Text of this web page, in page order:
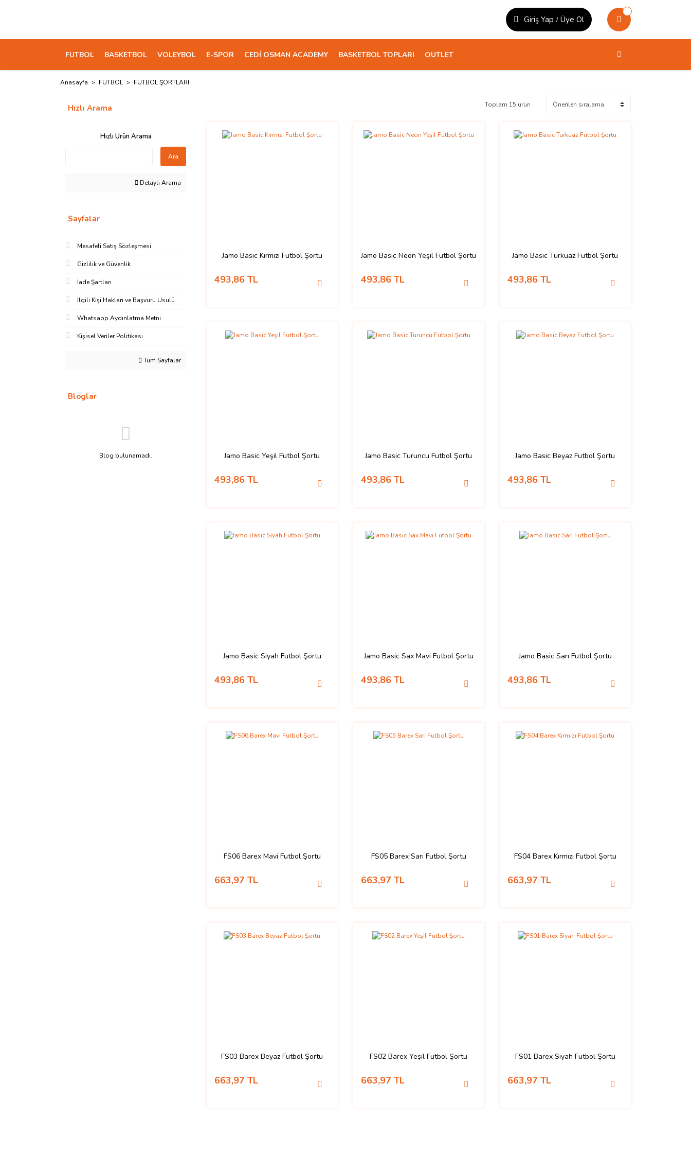
Giriş Yap / Üye Ol
FUTBOL BASKETBOL VOLEYBOL E-SPOR CEDİ OSMAN ACADEMY BASKETBOL TOPLARI OUTLET
Anasayfa FUTBOL FUTBOL ŞORTLARI
Hızlı Arama
Hızlı Ürün Arama
Ara
Detaylı Arama
Sayfalar
Mesafeli Satış Sözleşmesi
Gizlilik ve Güvenlik
İade Şartları
İlgili Kişi Hakları ve Başvuru Usulü
Whatsapp Aydınlatma Metni
Kişisel Veriler Politikası
Tüm Sayfalar
Bloglar
Blog bulunamadı.
Toplam 15 ürün
Jamo Basic Kırmızı Futbol Şortu
493,86 TL
Jamo Basic Neon Yeşil Futbol Şortu
493,86 TL
Jamo Basic Turkuaz Futbol Şortu
493,86 TL
Jamo Basic Yeşil Futbol Şortu
493,86 TL
Jamo Basic Turuncu Futbol Şortu
493,86 TL
Jamo Basic Beyaz Futbol Şortu
493,86 TL
Jamo Basic Siyah Futbol Şortu
493,86 TL
Jamo Basic Sax Mavi Futbol Şortu
493,86 TL
Jamo Basic Sarı Futbol Şortu
493,86 TL
FS06 Barex Mavi Futbol Şortu
663,97 TL
FS05 Barex Sarı Futbol Şortu
663,97 TL
FS04 Barex Kırmızı Futbol Şortu
663,97 TL
FS03 Barex Beyaz Futbol Şortu
663,97 TL
FS02 Barex Yeşil Futbol Şortu
663,97 TL
FS01 Barex Siyah Futbol Şortu
663,97 TL